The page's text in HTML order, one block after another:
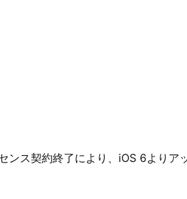
ス契約終了により、iOS 6よりア